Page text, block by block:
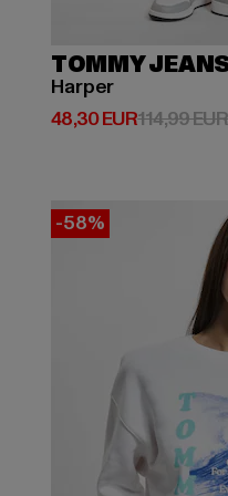
TOMMY
Harper
48,30 EUR
Derzeitiger Preis:114,99 EUR
-58%